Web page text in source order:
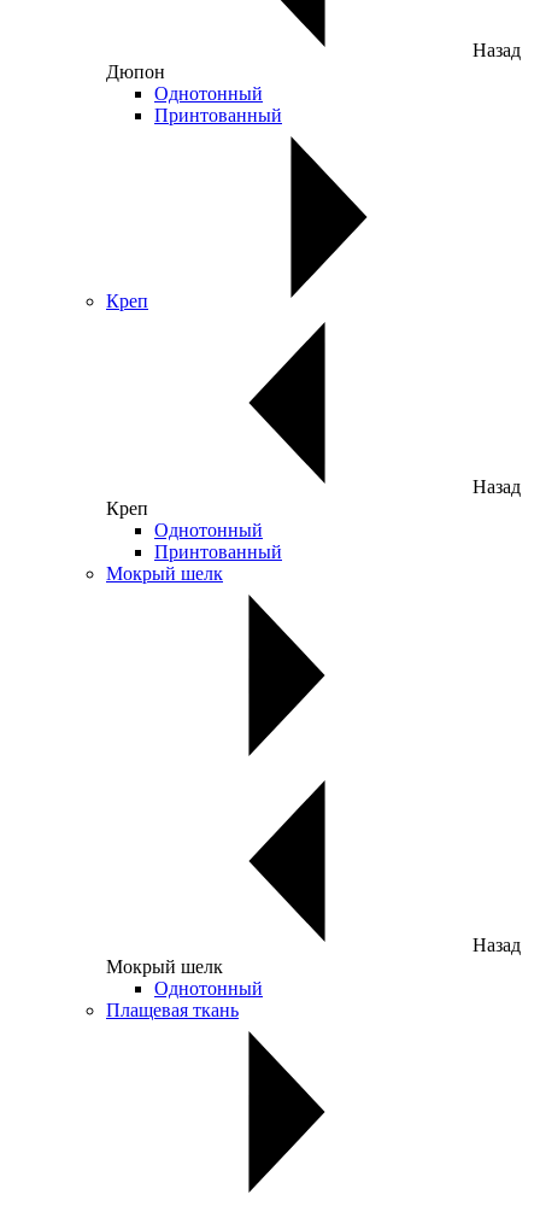
Назад
Дюпон
Однотонный
Принтованный
Креп
Назад
Креп
Однотонный
Принтованный
Мокрый шелк
Назад
Мокрый шелк
Однотонный
Плащевая ткань